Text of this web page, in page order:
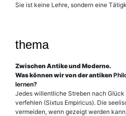
Sie ist keine Lehre, sondern eine
thema
Zwischen Antike und Moderne.
Was können wir von der antiken
lernen?
Jedes willentliche Streben nach
verfehlen (Sixtus Empiricus). Die
vermeiden, wenn gezeigt werden